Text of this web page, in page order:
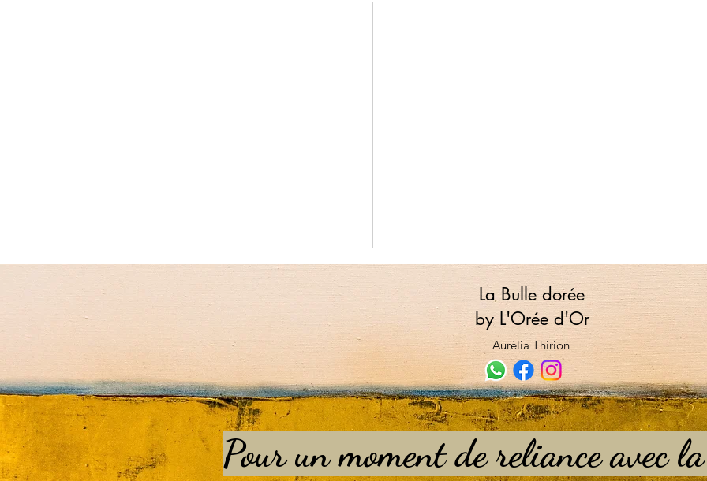
La grande Symphonie
La Bulle dorée
by L'Orée d'Or
Aurélia Thirion
Pour un moment de reliance avec